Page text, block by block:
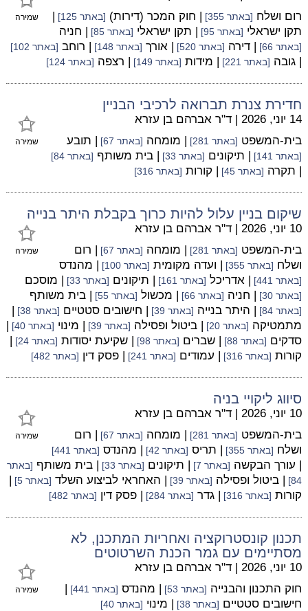
שמירה
רום ושלח [באתר 355] | חוק המכר (דירות) [באתר 125]
|
תקן ישראלי [באתר 95] | תקן ישראלי [באתר 85] | חניה
[באתר 66] | דירה [באתר 520] | אורך [באתר 148] | רוחב [באתר 102]
| גובה [באתר 221] | מידות [באתר 149] | רצפה [באתר 124]
חדירת צנרת תברואה לרכיבי הבניין
שמירה
14 יוני, 2026 | ד"ר אברהם בן עזרא
בית-המשפט [באתר 281] | מומחה [באתר 67] | תובע
[באתר 141] | תיקונים [באתר 33] | בית משותף [באתר 84]
| תקרה [באתר 45] | קורות [באתר 316]
שיקום בניין עלול להיות כרוך בקבלת היתר בנייה
שמירה
10 יוני, 2026 | ד"ר אברהם בן עזרא
בית-המשפט [באתר 281] | מומחה [באתר 67]
| רום
ושלח [באתר 355] | ועדה מקומית [באתר 100] | מהנדס
[באתר 441] | אדריכל [באתר 161] | תיקונים [באתר 33] | מוסכם
[באתר 30] | חניה [באתר 66] | מכשול [באתר 55] | בית משותף
[באתר 84] | היתר בנייה [באתר 39] | חישובים סטטיים [באתר 38]
|
מתמטיקה [באתר 20] | ביטול ופסילה [באתר 39] | מינוי [באתר 40]
|
סדקים [באתר 88] | שברים [באתר 98] | שקיעת יסודות [באתר 24]
|
קורות [באתר 316] | עמודים [באתר 241] | פסק דין [באתר 482]
סיווג ליקויי בניה
שמירה
10 יוני, 2026 | ד"ר אברהם בן עזרא
בית-המשפט [באתר 281] | מומחה [באתר 67]
| רום
ושלח [באתר 355] | תריס [באתר 42] | מהנדס [באתר 441]
| עורך הבקשה [באתר 7] | תיקונים [באתר 33] | בית משותף [באתר
84]
| ביטול ופסילה [באתר 39] | האחראי לביצוע השלד [באתר 5]
|
קורות [באתר 316] | גדר [באתר 284] | פסק דין [באתר 482]
תכנון קונסטרוקציה ואחריות המתכנן, לא
מסתיימים עם גמר הכנת השרטוטים
שמירה
10 יוני, 2026 | ד"ר אברהם בן עזרא
חוק התכנון והבנייה [באתר 53] | מהנדס [באתר 441]
|
חישובים סטטיים [באתר 38] | מינוי [באתר 40]